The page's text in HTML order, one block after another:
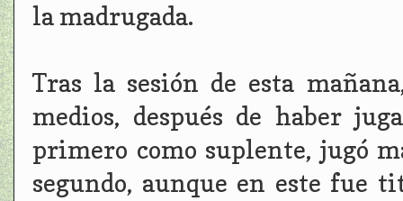
la madrugada.
Tras la sesión de esta
medios, después de haber
primero como suplente, jugó
segundo, aunque en este fue